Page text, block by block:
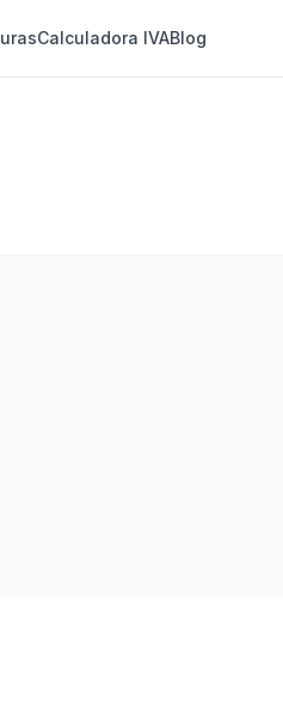
Calculadora IVABlog